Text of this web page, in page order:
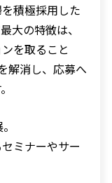
積極採用した
大の特徴は、
を取ること
解消し、応募へ
ミナーやサー